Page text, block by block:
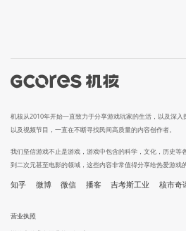
机核从2010年开始一直致力于分享游戏玩家的生活，以及深
以及视频节目，一直在不断寻找民间高质量的内容创作者。
我们坚信游戏不止是游戏，游戏中包含的科学，文化，历史等
到二次元甚至电影的领域，这些内容非常值得分享给热爱游戏的
知乎 微博 微信 播客 吉考斯工业 核市奇
营业执照